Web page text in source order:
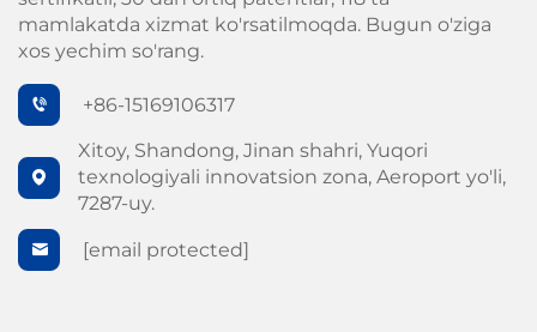
mamlakatda xizmat ko'rsatilmoqda. Bugun o'ziga
xos yechim so'rang.
+86-15169106317
Xitoy, Shandong, Jinan shahri, Yuqori
texnologiyali innovatsion zona, Aeroport yo'li,
7287-uy.
[email protected]